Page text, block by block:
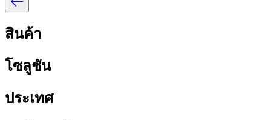
สินค้า​​
โซลูชัน​​
ประเทศ​​